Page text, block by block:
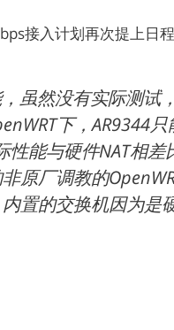
接入计划再次提上日
虽然没有实际测试
下，AR9344只
性能与硬件NAT相差
原厂调教的
置的交换机因为是